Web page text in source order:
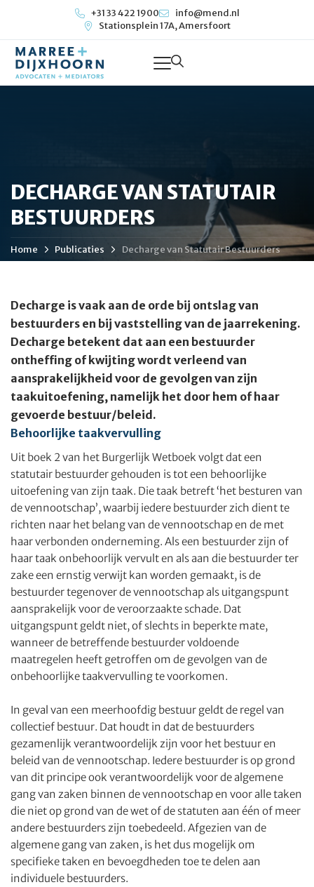
+31 33 422 1900
info@mend.nl
Stationsplein 17A, Amersfoort
DECHARGE VAN STATUTAIR
BESTUURDERS
Home Publicaties Decharge van Statutair Bestuurders
Decharge is vaak aan de orde bij ontslag van
bestuurders en bij vaststelling van de jaarrekening.
Decharge betekent dat aan een bestuurder
ontheffing of kwijting wordt verleend van
aansprakelijkheid voor de gevolgen van zijn
taakuitoefening, namelijk het door hem of haar
gevoerde bestuur/beleid.
Behoorlijke taakvervulling
Uit boek 2 van het Burgerlijk Wetboek volgt dat een
statutair bestuurder gehouden is tot een behoorlijke
uitoefening van zijn taak. Die taak betreft ‘het besturen van
de vennootschap’, waarbij iedere bestuurder zich dient te
richten naar het belang van de vennootschap en de met
haar verbonden onderneming. Als een bestuurder zijn of
haar taak onbehoorlijk vervult en als aan die bestuurder ter
zake een ernstig verwijt kan worden gemaakt, is de
bestuurder tegenover de vennootschap als uitgangspunt
aansprakelijk voor de veroorzaakte schade. Dat
uitgangspunt geldt niet, of slechts in beperkte mate,
wanneer de betreffende bestuurder voldoende
maatregelen heeft getroffen om de gevolgen van de
onbehoorlijke taakvervulling te voorkomen.
In geval van een meerhoofdig bestuur geldt de regel van
collectief bestuur. Dat houdt in dat de bestuurders
gezamenlijk verantwoordelijk zijn voor het bestuur en
beleid van de vennootschap. Iedere bestuurder is op grond
van dit principe ook verantwoordelijk voor de algemene
gang van zaken binnen de vennootschap en voor alle taken
die niet op grond van de wet of de statuten aan één of meer
andere bestuurders zijn toebedeeld. Afgezien van de
algemene gang van zaken, is het dus mogelijk om
specifieke taken en bevoegdheden toe te delen aan
individuele bestuurders.